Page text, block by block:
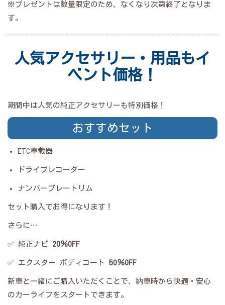
※プレゼントは数量限定のため、なくなり次第終了となりま
す。
人気アクセサリー・用品もイ
ベント価格！
期間中は人気の純正アクセサリーも特別価格！
おすすめセット
ETC車載器
ドライブレコーダー
ナンバープレートリム
セット購入でお得になります！
さらに…
✅ 純正ナビ 20％OFF
✅ エクスター ボディコート 50％OFF
新車と一緒にご購入いただくことで、納車時から快適・安心
のカーライフをスタートできます。